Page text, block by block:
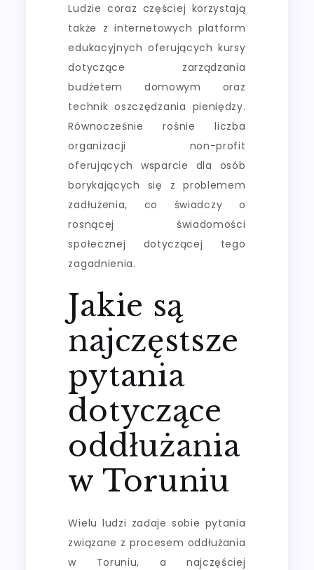
Ludzie coraz częściej korzystają
także z internetowych platform
edukacyjnych oferujących kursy
dotyczące zarządzania
budżetem domowym oraz
technik oszczędzania pieniędzy.
Równocześnie rośnie liczba
organizacji non-profit
oferujących wsparcie dla osób
borykających się z problemem
zadłużenia, co świadczy o
rosnącej świadomości
społecznej dotyczącej tego
zagadnienia.
Jakie są
najczęstsze
pytania
dotyczące
oddłużania
w Toruniu
Wielu ludzi zadaje sobie pytania
związane z procesem oddłużania
w Toruniu, a najczęściej